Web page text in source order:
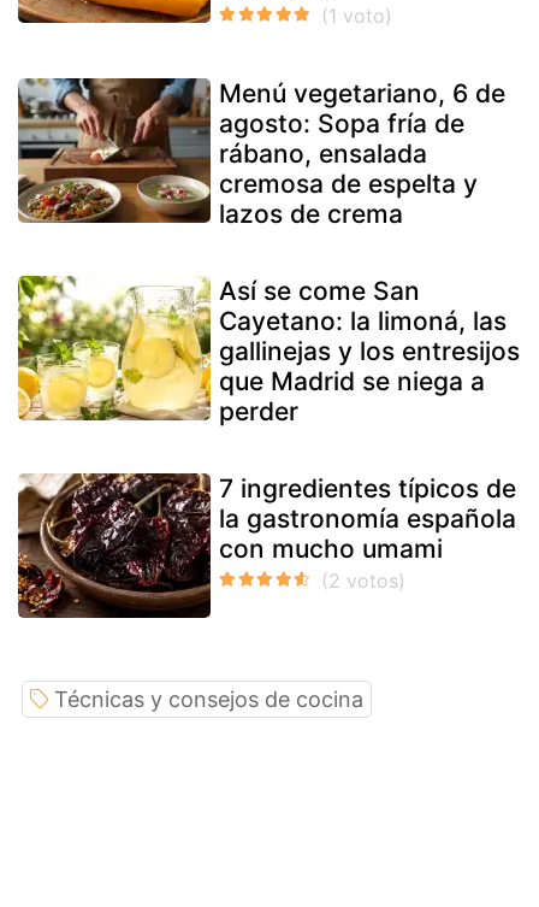
Menú vegetariano, 6 de
agosto: Sopa fría de
rábano, ensalada
cremosa de espelta y
lazos de crema
Así se come San
Cayetano: la limoná, las
gallinejas y los entresijos
que Madrid se niega a
perder
7 ingredientes típicos de
la gastronomía española
con mucho umami
Técnicas y consejos de cocina